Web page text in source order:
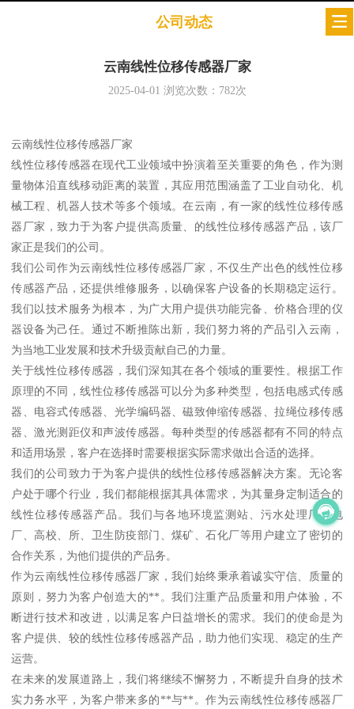
公司动态
云南线性位移传感器厂家
2025-04-01 浏览次数： 782次
云南线性位移传感器厂家
线性位移传感器在现代工业领域中扮演着至关重要的角色，作为测
量物体沿直线移动距离的装置，其应用范围涵盖了工业自动化、机
械工程、机器人技术等多个领域。在云南，有一家的线性位移传感
器厂家，致力于为客户提供高质量、的线性位移传感器产品，该厂
家正是我们的公司。
我们公司作为云南线性位移传感器厂家，不仅生产出色的线性位移
传感器产品，还提供维修服务，以确保客户设备的长期稳定运行。
我们以技术服务为根本，为广大用户提供功能完备、价格合理的仪
器设备为己任。通过不断推陈出新，我们努力将的产品引入云南，
为当地工业发展和技术升级贡献自己的力量。
关于线性位移传感器，我们深知其在各个领域的重要性。根据工作
原理的不同，线性位移传感器可以分为多种类型，包括电感式传感
器、电容式传感器、光学编码器、磁致伸缩传感器、拉绳位移传感
器、激光测距仪和声波传感器。每种类型的传感器都有不同的特点
和适用场景，客户在选择时需要根据实际需求做出合适的选择。
我们的公司致力于为客户提供的线性位移传感器解决方案。无论客
户处于哪个行业，我们都能根据其具体需求，为其量身定制适合的
线性位移传感器产品。我们与各地环境监测站、污水处理厂、电
厂、高校、所、卫生防疫部门、煤矿、石化厂等用户建立了密切的
合作关系，为他们提供的产品务。
作为云南线性位移传感器厂家，我们始终秉承着诚实守信、质量的
原则，努力为客户创造大的**。我们注重产品质量和用户体验，不
断进行技术和改进，以满足客户日益增长的需求。我们的使命是为
客户提供、较的线性位移传感器产品，助力他们实现、稳定的生产
运营。
在未来的发展道路上，我们将继续不懈努力，不断提升自身的技术
实力务水平，为客户带来多的**与**。作为云南线性位移传感器厂